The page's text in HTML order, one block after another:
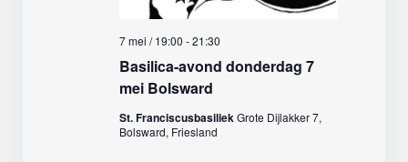
Basilica-avond donderdag 7
mei Bolsward
7 mei / 19:00 -21:30
St. FranciscusbasiliekGrote Dijlakker 7,
Bolsward, Friesland